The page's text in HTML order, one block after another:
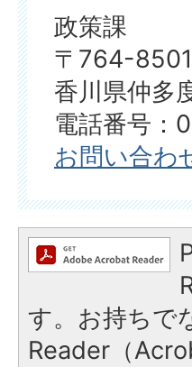
政策課
〒764-8501
香川県仲多
電話番号：
お問い合わ
す。お持ちで
Reader（